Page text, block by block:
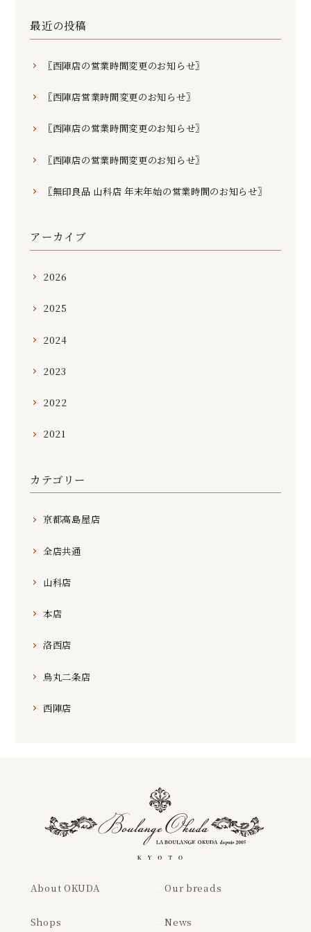
最近の投稿
〖西陣店の営業時間変更のお知らせ〗
〖西陣店営業時間変更のお知らせ〗
〖西陣店の営業時間変更のお知らせ〗
〖西陣店の営業時間変更のお知らせ〗
〖無印良品 山科店 年末年始の営業時間のお知らせ〗
アーカイブ
2026
2025
2024
2023
2022
2021
カテゴリー
京都高島屋店
全店共通
山科店
本店
洛西店
烏丸二条店
西陣店
About OKUDA Our breads
Shops News